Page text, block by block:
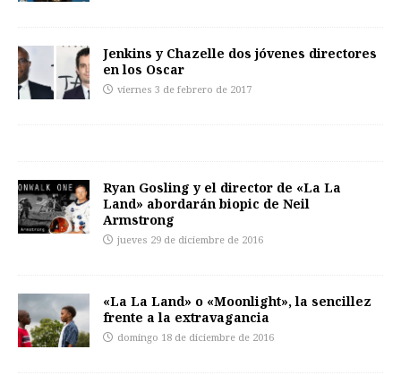
Jenkins y Chazelle dos jóvenes directores
en los Oscar
viernes 3 de febrero de 2017
Ryan Gosling y el director de «La La
Land» abordarán biopic de Neil
Armstrong
jueves 29 de diciembre de 2016
«La La Land» o «Moonlight», la sencillez
frente a la extravagancia
domingo 18 de diciembre de 2016